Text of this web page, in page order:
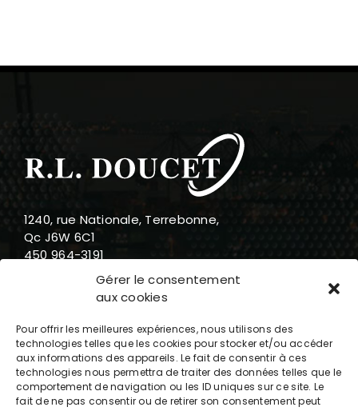
Gérer le consentement
aux cookies
Pour offrir les meilleures expériences, nous utilisons des
technologies telles que les cookies pour stocker et/ou accéder
aux informations des appareils. Le fait de consentir à ces
technologies nous permettra de traiter des données telles que le
comportement de navigation ou les ID uniques sur ce site. Le
fait de ne pas consentir ou de retirer son consentement peut
1240, rue Nationale, Terrebonne,
Qc J6W 6C1
450 964-3191
888 919-3191
info@rldoucet.qc.ca
Heures d’ouverture